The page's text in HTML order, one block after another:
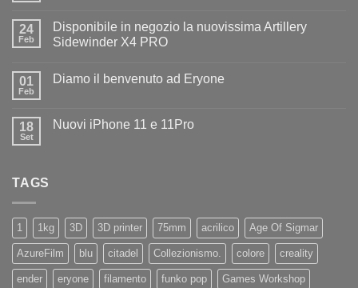
Diamo
il
benvenuto
24
Feb
Disponibile in negozio la nuovissima Artillery
Sidewinder X4 PRO
su
la
nuovissima
01
Feb
Diamo il benvenuto ad Eryone
Diamo
18
Set
Nuovi iPhone 11 e 11Pro
TAGS
1 1kg 3D 3D printer 75mm acrilico Age Of Sigmar
AzureFilm blu citadel Collezionismo. colore creality
ender eryone filamento funko pop Games Workshop